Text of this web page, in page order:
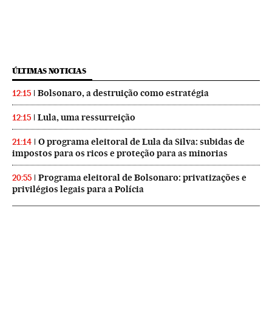
ÚLTIMAS NOTICIAS
12:15 Bolsonaro, a destruição como estratégia
12:15 Lula, uma ressurreição
21:14
O programa eleitoral de Lula da Silva: subidas de
impostos para os ricos e proteção para as minorias
20:55
Programa eleitoral de Bolsonaro: privatizações e
privilégios legais para a Polícia